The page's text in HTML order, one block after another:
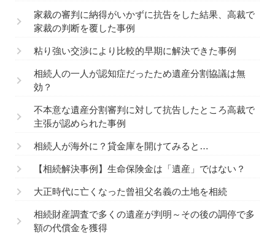
家裁の審判に納得がいかずに抗告をした結果、高裁で
家裁の判断を覆した事例
粘り強い交渉により比較的早期に解決できた事例
相続人の一人が認知症だったため遺産分割協議は無
効？
不本意な遺産分割審判に対して抗告したところ高裁で
主張が認められた事例
相続人が海外に？貸金庫を開けてみると…
【相続解決事例】生命保険金は「遺産」ではない？
大正時代に亡くなった曾祖父名義の土地を相続
相続財産調査で多くの遺産が判明～その後の調停で多
額の代償金を獲得